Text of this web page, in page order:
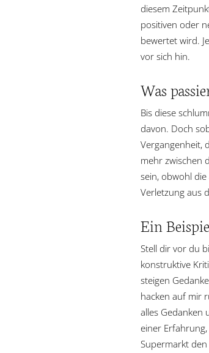
diesem
positiven oder
bewertet wird.
vor sich hin.
Was
Bis diese
davon. Doch
Vergangenheit,
mehr zwischen
sein, obwohl
Verletzung aus
Ein
Stell dir vor du
konstruktive
steigen
hacken auf mir
alles Gedanken
einer
Supermarkt